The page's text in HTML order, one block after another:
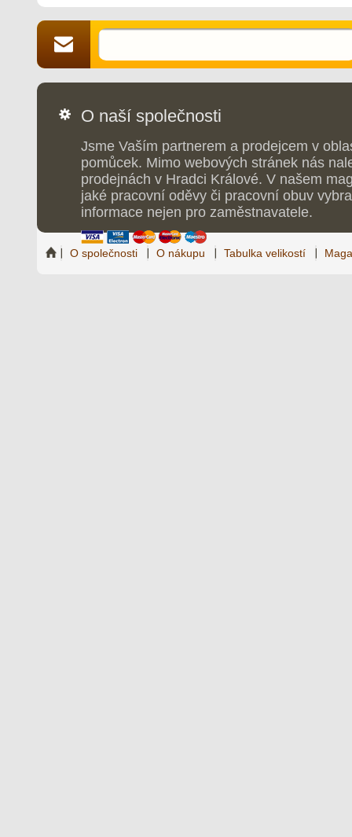
O naší společnosti
Jsme Vaším partnerem a prodejcem v
pomůcek. Mimo webových stránek nás
prodejnách v Hradci Králové. V našem
jaké pracovní oděvy či pracovní obuv
informace nejen pro zaměstnavatele.
O společnosti O nákupu Tabulka velikostí